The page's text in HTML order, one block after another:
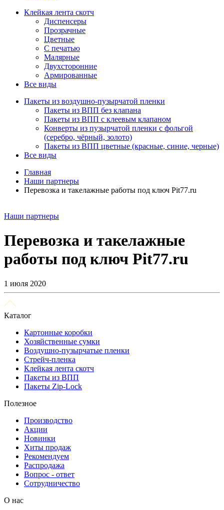
Клейкая лента скотч
Диспенсеры
Прозрачные
Цветные
С печатью
Малярные
Двухсторонние
Армированные
Все виды
Пакеты из воздушно-пузырчатой пленки
Пакеты из ВПП без клапана
Пакеты из ВПП с клеевым клапаном
Конверты из пузырчатой пленки с фольгой
(серебро, чёрный, золото)
Пакеты из ВПП цветные (красные, синие, черные)
Все виды
Главная
Наши партнеры
Перевозка и такелажные работы под ключ Pit77.ru
Наши партнеры
Перевозка и такелажные
работы под ключ Pit77.ru
1 июля 2020
Каталог
Картонные коробки
Хозяйственные сумки
Воздушно-пузырчатые пленки
Стрейч-пленка
Клейкая лента скотч
Пакеты из ВПП
Пакеты Zip-Lock
Полезное
Производство
Акции
Новинки
Хиты продаж
Рекомендуем
Распродажа
Вопрос - ответ
Сотрудничество
О нас